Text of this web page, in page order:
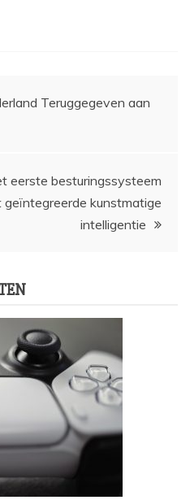
Teruggegeven aan
eerste besturingssysteem
geïntegreerde kunstmatige
intelligentie